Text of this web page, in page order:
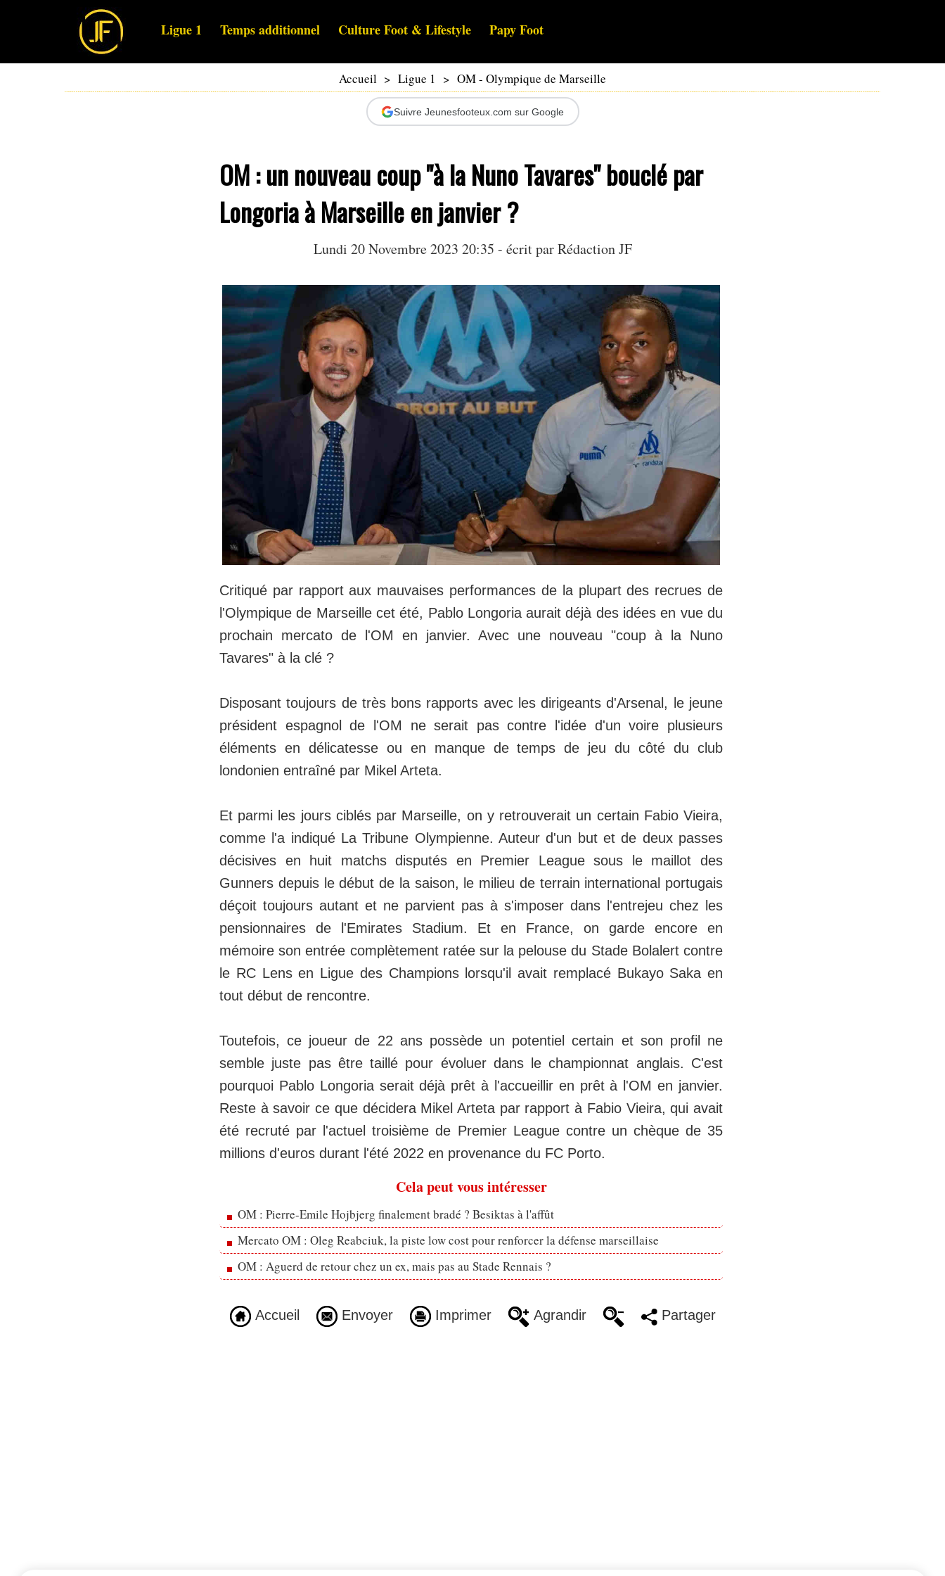
Ligue 1 Temps additionnel Culture Foot & Lifestyle Papy Foot
Accueil > Ligue 1 > OM - Olympique de Marseille
Suivre Jeunesfooteux.com sur Google
OM : un nouveau coup "à la Nuno Tavares" bouclé par
Longoria à Marseille en janvier ?
Lundi 20 Novembre 2023 20:35 - écrit par Rédaction JF
Critiqué par rapport aux mauvaises performances de la plupart des recrues de
l'Olympique de Marseille cet été, Pablo Longoria aurait déjà des idées en vue du
prochain mercato de l'OM en janvier. Avec une nouveau "coup à la Nuno
Tavares" à la clé ?
Disposant toujours de très bons rapports avec les dirigeants d'Arsenal, le jeune
président espagnol de l'OM ne serait pas contre l'idée d'un voire plusieurs
éléments en délicatesse ou en manque de temps de jeu du côté du club
londonien entraîné par Mikel Arteta.
Et parmi les jours ciblés par Marseille, on y retrouverait un certain Fabio Vieira,
comme l'a indiqué La Tribune Olympienne. Auteur d'un but et de deux passes
décisives en huit matchs disputés en Premier League sous le maillot des
Gunners depuis le début de la saison, le milieu de terrain international portugais
déçoit toujours autant et ne parvient pas à s'imposer dans l'entrejeu chez les
pensionnaires de l'Emirates Stadium. Et en France, on garde encore en
mémoire son entrée complètement ratée sur la pelouse du Stade Bolalert contre
le RC Lens en Ligue des Champions lorsqu'il avait remplacé Bukayo Saka en
tout début de rencontre.
Toutefois, ce joueur de 22 ans possède un potentiel certain et son profil ne
semble juste pas être taillé pour évoluer dans le championnat anglais. C'est
pourquoi Pablo Longoria serait déjà prêt à l'accueillir en prêt à l'OM en janvier.
Reste à savoir ce que décidera Mikel Arteta par rapport à Fabio Vieira, qui avait
été recruté par l'actuel troisième de Premier League contre un chèque de 35
millions d'euros durant l'été 2022 en provenance du FC Porto.
Cela peut vous intéresser
OM : Pierre-Emile Hojbjerg finalement bradé ? Besiktas à l'affût
Mercato OM : Oleg Reabciuk, la piste low cost pour renforcer la défense marseillaise
OM : Aguerd de retour chez un ex, mais pas au Stade Rennais ?
Accueil Envoyer Imprimer Agrandir Partager